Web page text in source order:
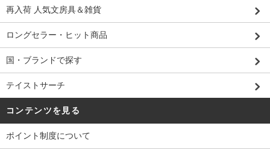
再入荷 人気文房具＆雑貨
ロングセラー・ヒット商品
国・ブランドで探す
テイストサーチ
コンテンツを見る
ポイント制度について